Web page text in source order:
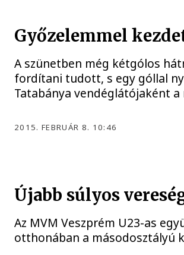
Győzelemmel
A szünetben még kétgólos
fordítani tudott, s egy góllal
Tatabánya vendéglátójaként
2015. FEBRUÁR 8. 10:46
Újabb súlyos
Az MVM Veszprém U23-as
otthonában a másodosztályú